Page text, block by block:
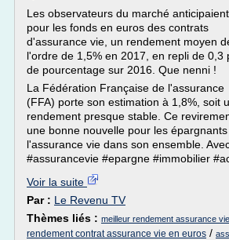
Les observateurs du marché anticipaient,
pour les fonds en euros des contrats
d'assurance vie, un rendement moyen
l'ordre de 1,5% en 2017, en repli de 0,3
de pourcentage sur 2016. Que nenni !
La Fédération Française de l'assurance
(FFA) porte son estimation à 1,8%, soit
rendement presque stable. Ce
une bonne nouvelle pour les
l'assurance vie dans son ensemble.
#assurancevie #epargne #immobilier
Voir la suite
Par : Le Revenu TV
Thèmes liés : meilleur rendement assurance
rendement contrat assurance vie en euros /